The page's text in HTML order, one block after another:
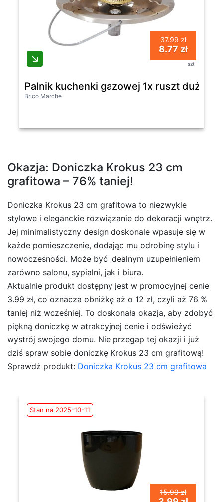
37.99 zł
8.77 zł
szt
Palnik kuchenki gazowej 1x ruszt duży
Brico Marche
Okazja: Doniczka Krokus 23 cm
grafitowa – 76% taniej!
Doniczka Krokus 23 cm grafitowa to niezwykle
stylowe i eleganckie rozwiązanie do dekoracji wnętrz.
Jej minimalistyczny design doskonale wpasuje się w
każde pomieszczenie, dodając mu odrobinę stylu i
nowoczesności. Może być idealnym uzupełnieniem
zarówno salonu, sypialni, jak i biura.
Aktualnie produkt dostępny jest w promocyjnej cenie
3.99 zł, co oznacza obniżkę aż o 12 zł, czyli aż 76 %
taniej niż wcześniej. To doskonała okazja, aby zdobyć
piękną doniczkę w atrakcyjnej cenie i odświeżyć
wystrój swojego domu. Nie przegap tej okazji i już
dziś spraw sobie doniczkę Krokus 23 cm grafitową!
Sprawdź produkt: Doniczka Krokus 23 cm grafitowa
Stan na 2025-10-11
15.99 zł